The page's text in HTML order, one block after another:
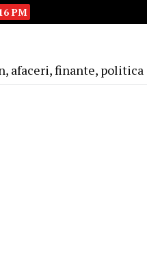
PM
afaceri, finante, politica